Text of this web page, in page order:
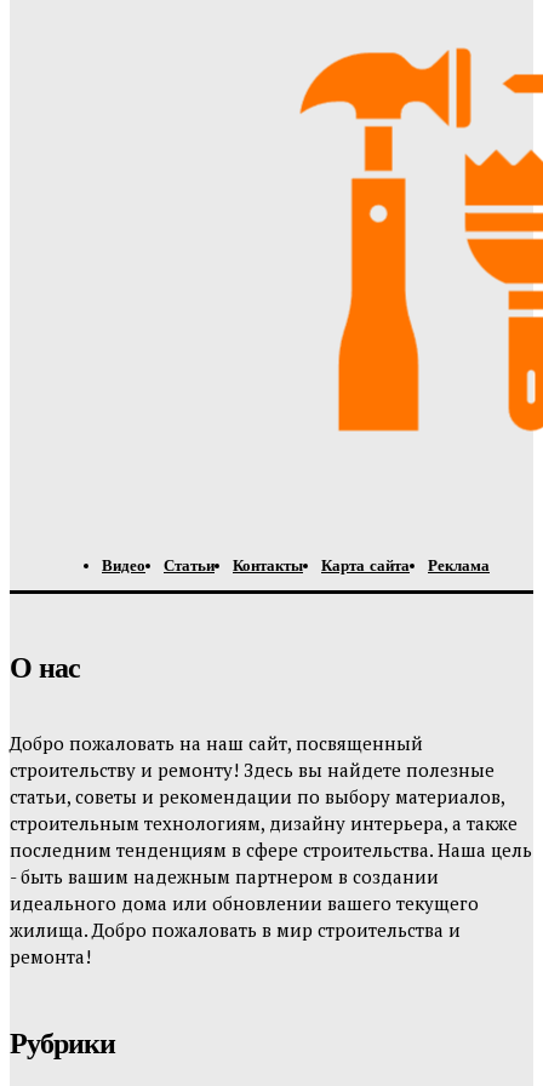
Видео Статьи Контакты Карта сайта Реклама
О нас
Добро пожаловать на наш сайт, посвященный
строительству и ремонту! Здесь вы найдете полезные
статьи, советы и рекомендации по выбору материалов,
строительным технологиям, дизайну интерьера, а также
последним тенденциям в сфере строительства. Наша цель
- быть вашим надежным партнером в создании
идеального дома или обновлении вашего текущего
жилища. Добро пожаловать в мир строительства и
ремонта!
Рубрики